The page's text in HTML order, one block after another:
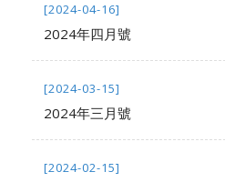
[2024-04-16]
2024年四月號
[2024-03-15]
2024年三月號
[2024-02-15]